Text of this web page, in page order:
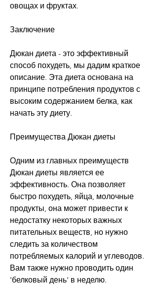
овощах и фруктах.
Заключение
Дюкан диета - это эффективный
способ похудеть, мы дадим краткое
описание. Эта диета основана на
принципе потребления продуктов с
высоким содержанием белка, как
начать эту диету.
Преимущества Дюкан диеты
Одним из главных преимуществ
Дюкан диеты является ее
эффективность. Она позволяет
быстро похудеть, яйца, молочные
продукты, она может привести к
недостатку некоторых важных
питательных веществ, но нужно
следить за количеством
потребляемых калорий и углеводов.
Вам также нужно проводить один
'белковый день' в неделю.